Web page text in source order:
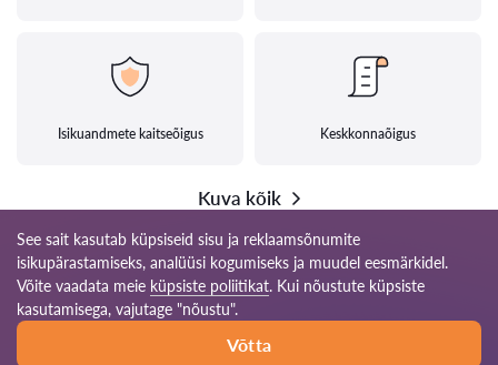
Isikuandmete kaitseõigus Keskkonnaõigus
Kuva kõik
© 2026 Advokaat-ee.com
Saidikaart
See sait kasutab küpsiseid sisu ja reklaamsõnumite
isikupärastamiseks, analüüsi kogumiseks ja muudel eesmärkidel.
Võite vaadata meie küpsiste poliitikat. Kui nõustute küpsiste
kasutamisega, vajutage "nõustu".
Võtta